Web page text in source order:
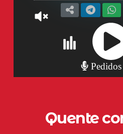
Quente